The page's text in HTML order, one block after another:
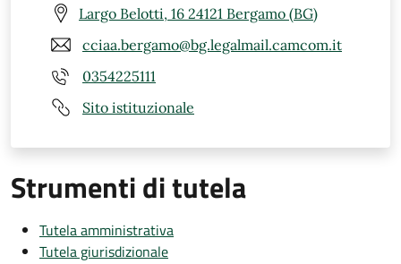
Largo Belotti, 16 24121 Bergamo (BG)
cciaa.bergamo@bg.legalmail.camcom.it
0354225111
Sito istituzionale
Strumenti di tutela
Tutela amministrativa
Tutela giurisdizionale